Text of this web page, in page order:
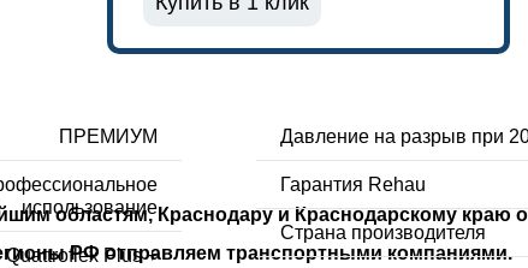
ПРЕМИУМ
использование
Quattroflex Plus +
Давление на разрыв при
Гарантия Rehau
Страна производителя
областям, Краснодару и Краснодарскому краю
РФ отправляем транспортными компаниями.